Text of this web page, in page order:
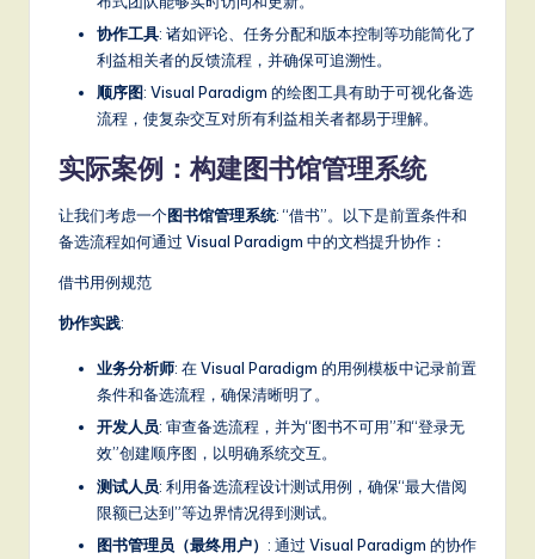
协作工具: 诸如评论、任务分配和版本控制等功能简化了
利益相关者的反馈流程，并确保可追溯性。
顺序图: Visual Paradigm 的绘图工具有助于可视化备选
流程，使复杂交互对所有利益相关者都易于理解。
实际案例：构建图书馆管理系统
让我们考虑一个图书馆管理系统: “借书”。以下是前置条件和
备选流程如何通过 Visual Paradigm 中的文档提升协作：
借书用例规范
协作实践:
业务分析师: 在 Visual Paradigm 的用例模板中记录前置
条件和备选流程，确保清晰明了。
开发人员: 审查备选流程，并为“图书不可用”和“登录无
效”创建顺序图，以明确系统交互。
测试人员: 利用备选流程设计测试用例，确保“最大借阅
限额已达到”等边界情况得到测试。
图书管理员（最终用户） : 通过 Visual Paradigm 的协作